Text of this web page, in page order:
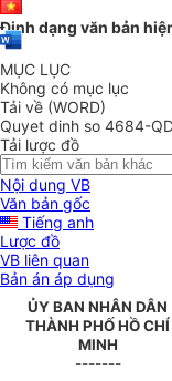
Định dạng văn bản
MỤC LỤC
Không có mục lục
Tải về (WORD)
Quyet dinh so 4684-
Tải lược đồ
Nội dung VB
Văn bản gốc
Tiếng anh
Lược đồ
VB liên quan
Bản án áp dụng
ỦY BAN NHÂN DÂN
THÀNH PHỐ HỒ CHÍ
MINH
-------